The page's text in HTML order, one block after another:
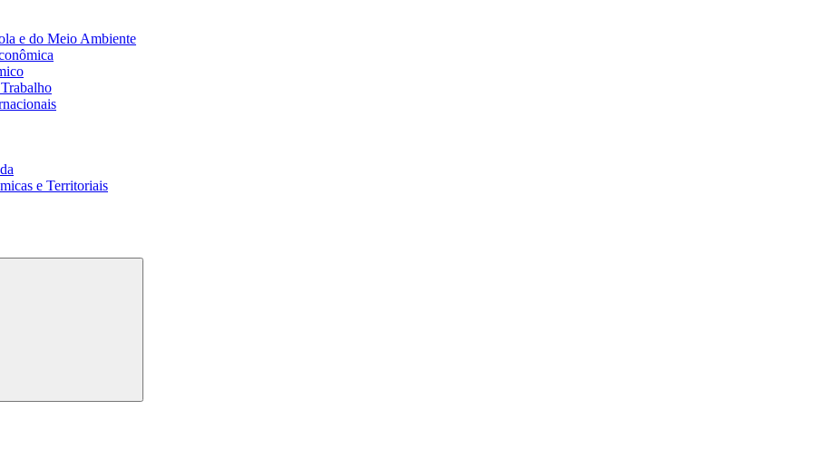
e do Meio Ambiente
e Territoriais
Buscar